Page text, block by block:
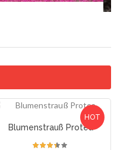
HOT
Blumenstrauß Protea